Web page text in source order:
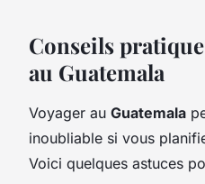
Conseils
au Guatemala
Voyager au Guatemala
inoubliable si vous
Voici quelques astuces